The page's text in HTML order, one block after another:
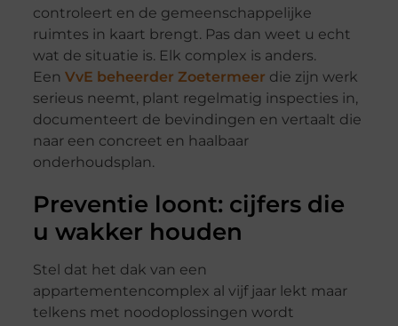
controleert en de gemeenschappelijke
ruimtes in kaart brengt. Pas dan weet u echt
wat de situatie is. Elk complex is anders.
Een VvE beheerder Zoetermeer die zijn werk
serieus neemt, plant regelmatig inspecties in,
documenteert de bevindingen en vertaalt die
naar een concreet en haalbaar
onderhoudsplan.
Preventie loont: cijfers die
u wakker houden
Stel dat het dak van een
appartementencomplex al vijf jaar lekt maar
telkens met noodoplossingen wordt